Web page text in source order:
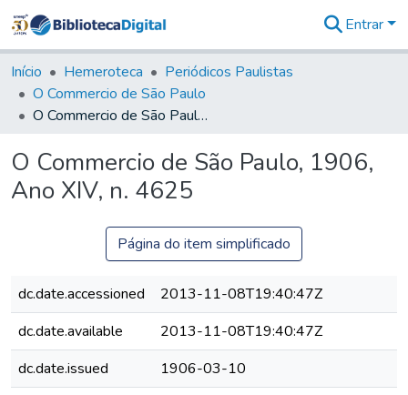
&
Coleções
Tudo na
Biblioteca
Estatísticas
Entrar
Início Hemeroteca
Periódicos Paulistas
O Commercio de São Paulo
O Commercio de São Paulo, 1906, Ano XIV, n. 4625
O Commercio de São Paulo, 1906,
Ano XIV, n. 4625
Página do item simplificado
dc.date.accessioned
2013-11-08T19:40:47Z
dc.date.available
2013-11-08T19:40:47Z
dc.date.issued
1906-03-10